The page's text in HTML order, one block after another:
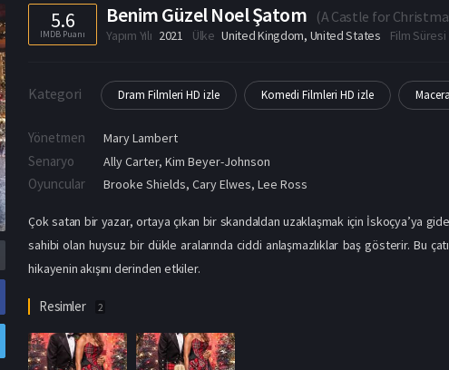
5.6
IMDB Puanı
Benim Güzel Noel Şatom (A Castle for
Yapım Yılı 2021 Ülke United Kingdom, United States Film Süresi
Kategori Dram Filmleri HD izle Komedi Filmleri HD izle
Yönetmen Mary Lambert
Senaryo Ally Carter, Kim Beyer-Johnson
Oyuncular Brooke Shields,Cary Elwes,Lee Ross
Çok satan bir yazar, ortaya çıkan bir skandaldan uzaklaşmak için İskoçya’ya
sahibi olan huysuz bir dükle aralarında ciddi anlaşmazlıklar baş gösterir. Bu
hikayenin akışını derinden etkiler.
Resimler 2